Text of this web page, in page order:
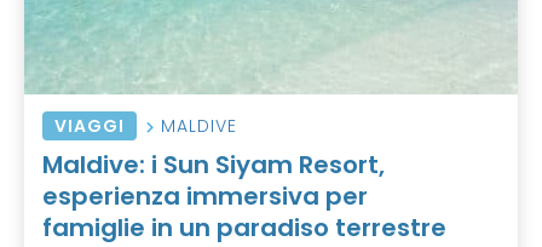
VIAGGI MALDIVE
Maldive: i Sun Siyam Resort,
esperienza immersiva per
famiglie in un paradiso terrestre